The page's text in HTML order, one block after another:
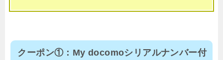
クーポン①：My docomoシリアルナンバー付